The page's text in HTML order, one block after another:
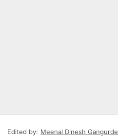
Edited by: Meenal Dinesh Gangurde